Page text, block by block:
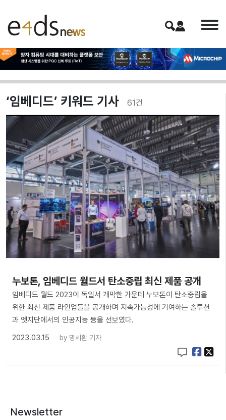
‘임베디드’ 키워드 기사 61건
누보톤, 임베디드 월드서 탄소중립 최신 제품 공개
임베디드 월드 2023이 독일서 개막한 가운데 누보톤이 탄소중립을
위한 최신 제품 라인업들을 공개하며 지속가능성에 기여하는 솔루션
과 엣지단에서의 인공지능 등을 선보였다.
2023.03.15
by 명세환 기자
Newsletter